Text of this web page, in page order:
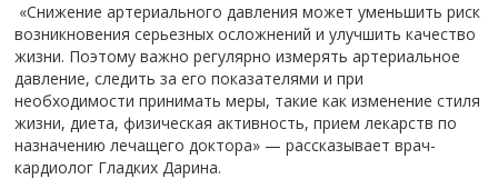
«Снижение артериального давления может уменьшить риск
возникновения серьезных осложнений и улучшить качество
жизни. Поэтому важно регулярно измерять артериальное
давление, следить за его показателями и при
необходимости принимать меры, такие как изменение стиля
жизни, диета, физическая активность, прием лекарств по
назначению лечащего доктора» — рассказывает врач-
кардиолог Гладких Дарина.